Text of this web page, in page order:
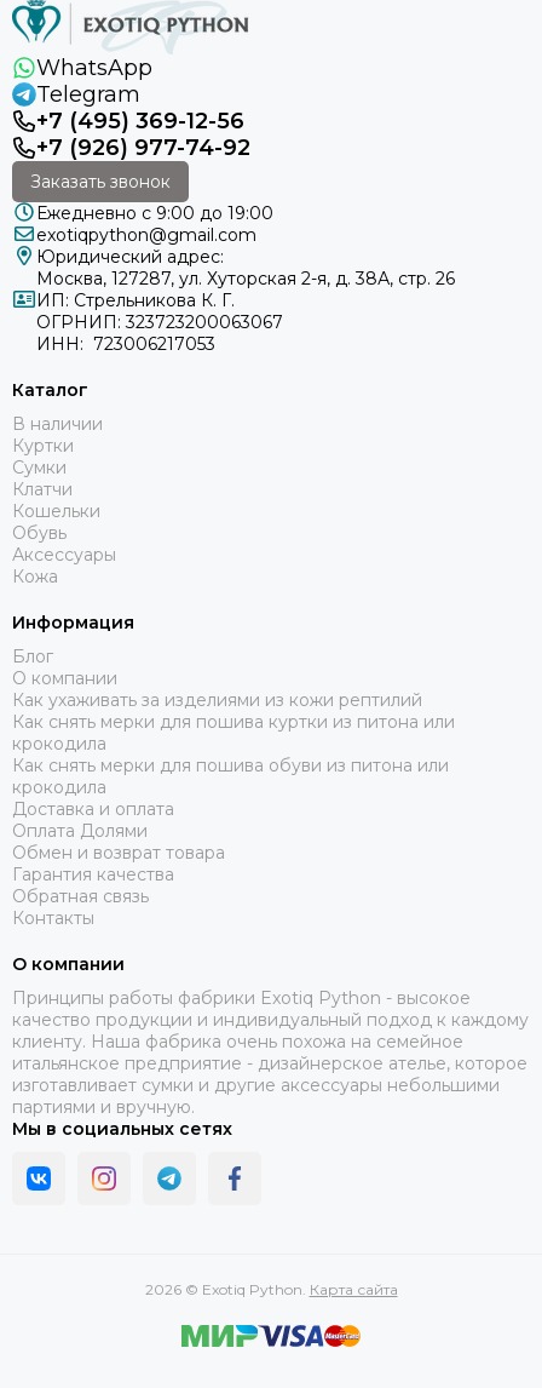
WhatsApp
Telegram
+7 (495) 369-12-56
+7 (926) 977-74-92
Заказать звонок
Ежедневно с 9:00 до 19:00
exotiqpython@gmail.com
Юридический адрес:
Москва, 127287, ул. Хуторская 2-я, д. 38А, стр. 26
ИП: Стрельникова К. Г.
ОГРНИП: 323723200063067
ИНН: 723006217053
Каталог
В наличии
Куртки
Сумки
Клатчи
Кошельки
Обувь
Аксессуары
Кожа
Информация
Блог
О компании
Как ухаживать за изделиями из кожи рептилий
Как снять мерки для пошива куртки из питона или
крокодила
Как снять мерки для пошива обуви из питона или
крокодила
Доставка и оплата
Оплата Долями
Обмен и возврат товара
Гарантия качества
Обратная связь
Контакты
О компании
Принципы работы фабрики Exotiq Python - высокое
качество продукции и индивидуальный подход к каждому
клиенту. Наша фабрика очень похожа на семейное
итальянское предприятие - дизайнерское ателье, которое
изготавливает сумки и другие аксессуары небольшими
партиями и вручную.
Мы в социальных сетях
2026 © Exotiq Python. Карта сайта